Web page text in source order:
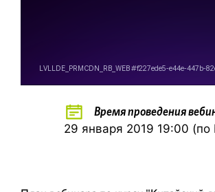
Время проведения
29 января 2019 19:00